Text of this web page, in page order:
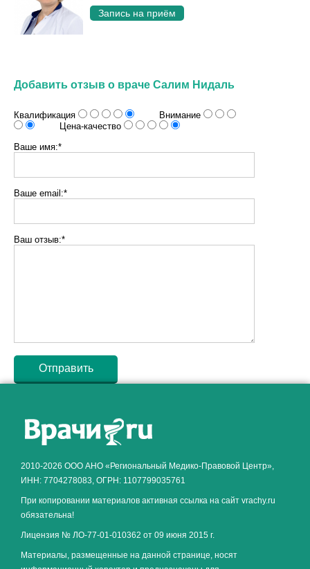
Запись на приём
Добавить отзыв о враче Салим Нидаль
Квалификация
Внимание
Цена-качество
Ваше имя:*
Ваше email:*
Ваш отзыв:*
2010-2026 ООО АНО «Региональный Медико-Правовой Центр»,
ИНН: 7704278083, ОГРН: 1107799035761
При копировании материалов активная ссылка на сайт vrachy.ru
обязательна!
Лицензия № ЛО-77-01-010362 от 09 июня 2015 г.
Материалы, размещенные на данной странице, носят